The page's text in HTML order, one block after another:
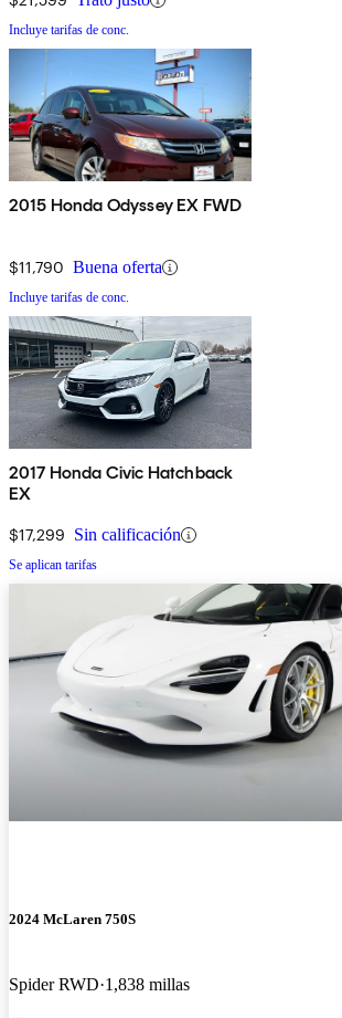
Incluye tarifas de conc.
2015 Honda Odyssey EX FWD
$11,790 Buena oferta
Incluye tarifas de conc.
2017 Honda Civic Hatchback
EX
$17,299 Sin calificación
Se aplican tarifas
2024 McLaren 750S
Spider RWD 1,838 millas